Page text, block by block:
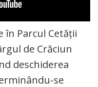
Parcul Cetății
de Crăciun
deschiderea
se